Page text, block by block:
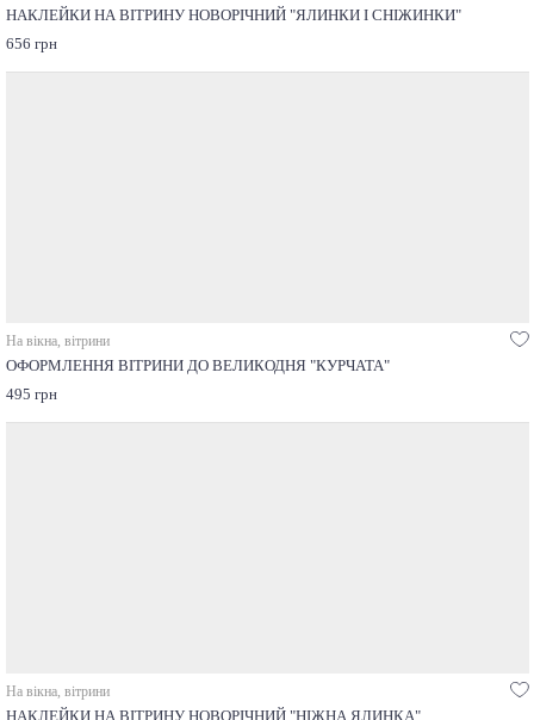
НАКЛЕЙКИ НА ВІТРИНУ НОВОРІЧНИЙ "ЯЛИНКИ І СНІЖИНКИ"
656 грн
На вікна, вітрини
ОФОРМЛЕННЯ ВІТРИНИ ДО ВЕЛИКОДНЯ "КУРЧАТА"
495 грн
На вікна, вітрини
НАКЛЕЙКИ НА ВІТРИНУ НОВОРІЧНИЙ "НІЖНА ЯЛИНКА"